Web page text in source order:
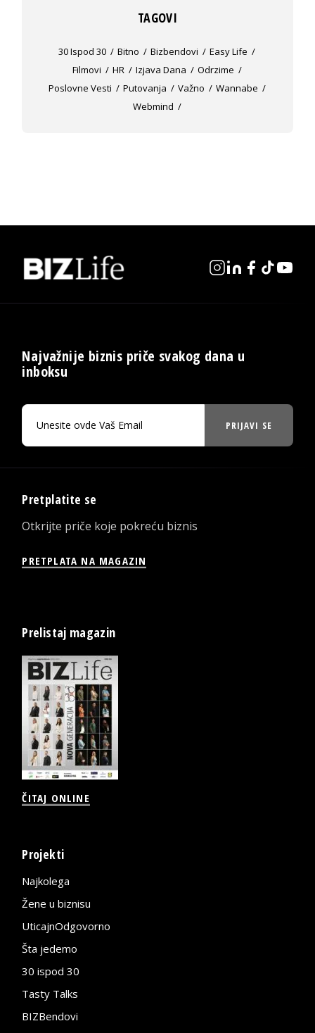
TAGOVI
30 Ispod 30 Bitno Bizbendovi
Easy Life
Filmovi
HR Izjava Dana
Odrzime
Poslovne Vesti
Putovanja Važno
Wannabe
Webmind
Najvažnije biznis priče svakog dana u
inboksu
PRIJAVI SE
Pretplatite se
Otkrijte priče koje pokreću biznis
PRETPLATA NA MAGAZIN
Prelistaj magazin
ČITAJ ONLINE
Projekti
Najkolega
Žene u biznisu
UticajnOdgovorno
Šta jedemo
30 ispod 30
Tasty Talks
BIZBendovi